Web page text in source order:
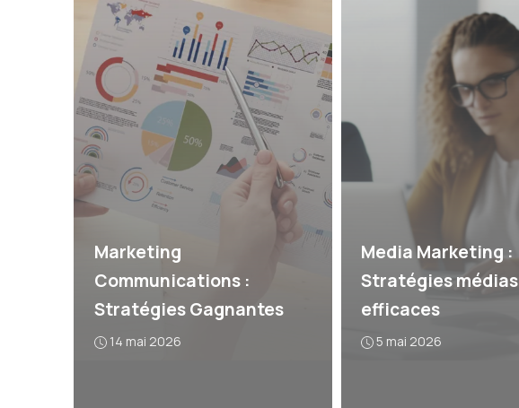
Marketing
Communications :
Stratégies Gagnantes
14 mai 2026
Media Marketing :
Stratégies médias
efficaces
5 mai 2026